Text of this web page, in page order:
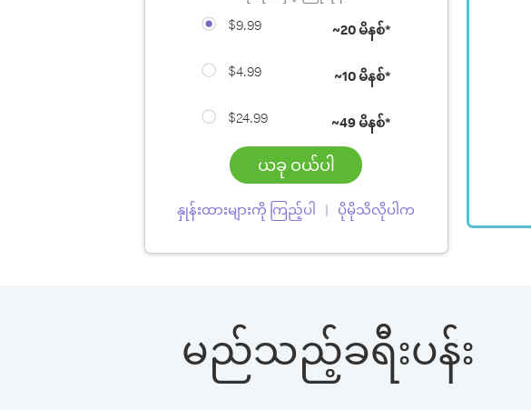
$9.99
~20 မိနစ်*
$4.99 ~10 မိနစ်*
$24.99 ~49 မိနစ်*
ယခု ဝယ်ပါ
နှုန်းထားများကို ကြည့်ပါ ပိုမိုသိလိုပါက
မည်သည့်ခရီးပန်း